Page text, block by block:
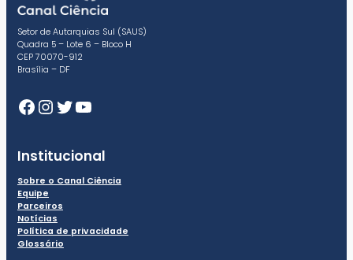
Setor de Autarquias Sul (SAUS)
Quadra 5 – Lote 6 – Bloco H
CEP 70070-912
Brasília – DF
Facebook
Instagram
Twitter
Youtube
Institucional
Sobre o Canal Ciência
Equipe
Parceiros
Notícias
Política de privacidade
Glossário